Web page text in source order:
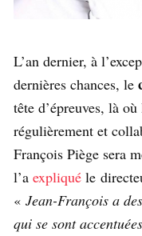
L’an dernier, à
dernières chances, le
tête d’épreuves, là
régulièrement et
François Piège sera
l’a expliqué le
« Jean-François a
qui se sont